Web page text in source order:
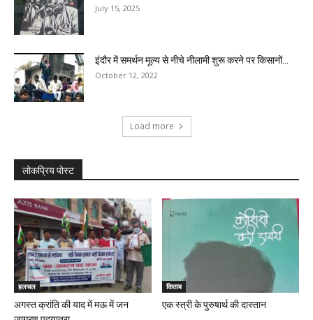
July 15, 2025
इंदौर में समर्थन मूल्य से नीचे नीलामी शुरू करने पर किसानों...
October 12, 2022
Load more
लोकप्रिय पोस्ट
हलचल
अगस्त क्रांति की याद में मऊ में जन
किताब
एक स्त्री के पुरुषार्थ की दास्तान